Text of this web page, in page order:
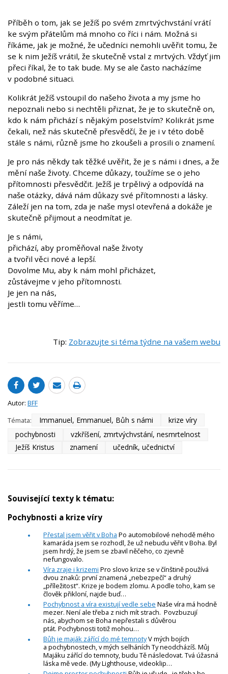
Příběh o tom, jak se Ježíš po svém zmrtvýchvstání vrátí
ke svým přátelům má mnoho co říci i nám. Možná si
říkáme, jak je možné, že učedníci nemohli uvěřit tomu, že
se k nim Ježíš vrátil, že skutečně vstal z mrtvých. Vždyť jim
přeci říkal, že to tak bude. My se ale často nacházíme
v podobné situaci.
Kolikrát Ježíš vstoupil do našeho života a my jsme ho
nepoznali nebo si nechtěli přiznat, že je to skutečně on,
kdo k nám přichází s nějakým poselstvím? Kolikrát jsme
čekali, než nás skutečně přesvědčí, že je i v této době
stále s námi, různě jsme ho zkoušeli a prosili o znamení.
Je pro nás někdy tak těžké uvěřit, že je s námi i dnes, a že
mění naše životy. Chceme důkazy, toužíme se o jeho
přítomnosti přesvědčit. Ježíš je trpělivý a odpovídá na
naše otázky, dává nám důkazy své přítomnosti a lásky.
Záleží jen na tom, zda je naše mysl otevřená a dokáže je
skutečně přijmout a neodmítat je.
Je s námi,
přichází, aby proměňoval naše životy
a tvořil věci nové a lepší.
Dovolme Mu, aby k nám mohl přicházet,
zůstávejme v jeho přítomnosti.
Je jen na nás,
jestli tomu věříme…
Tip: Zobrazujte si téma týdne na vašem webu
Autor: BFF
Témata:
Immanuel, Emmanuel, Bůh s námi
krize víry
pochybnosti
vzkříšení, zmrtvýchvstání, nesmrtelnost
Ježíš Kristus
znamení učedník, učednictví
Související texty k tématu:
Pochybnosti a krize víry
Přestal jsem věřit v Boha Po automobilové nehodě mého
kamaráda jsem se rozhodl, že už nebudu věřit v Boha. Byl
jsem hrdý, že jsem se zbavil něčeho, co zjevně
nefungovalo.
Víra zraje i krizemi Pro slovo krize se v čínštině používá
dvou znaků: první znamená „nebezpečí“ a druhý
„příležitost“. Krize je bodem zlomu. A podle toho, kam se
člověk přikloní, najde buď…
Pochybnost a víra existují vedle sebe Naše víra má hodně
mezer. Není ale třeba z nich mít strach. Povzbuzují
nás, abychom se Boha nepřestali s důvěrou
ptát. Pochybnosti totiž mohou…
Bůh je maják zářící do mé temnotyV mých bojích
a pochybnostech, v mých selháních Ty neodcházíš. Můj
Majáku zářící do temnoty, budu Tě následovat. Tvá úžasná
láska mě vede. (My Lighthouse, videoklip…